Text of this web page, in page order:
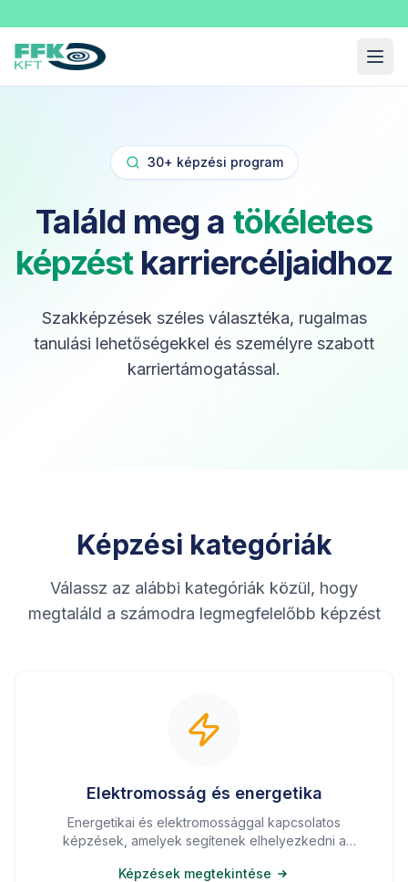
Fekete Felnőttképzési Kft.
30+ képzési program
Találd meg a tökéletes
képzéstkarriercéljaidhoz
Szakképzések széles választéka, rugalmas
tanulási lehetőségekkel és személyre szabott
karriertámogatással.
Képzési kategóriák
Válassz az alábbi kategóriák közül, hogy
megtaláld a számodra legmegfelelőbb képzést
Elektromosság és energetika
Energetikai és elektromossággal kapcsolatos
képzések, amelyek segítenek elhelyezkedni a
Képzések megtekintése